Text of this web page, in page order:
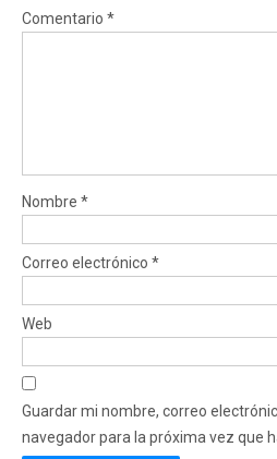
Comentario *
Nombre *
Correo electrónico *
Web
Guardar mi nombre, correo
navegador para la próxima vez que